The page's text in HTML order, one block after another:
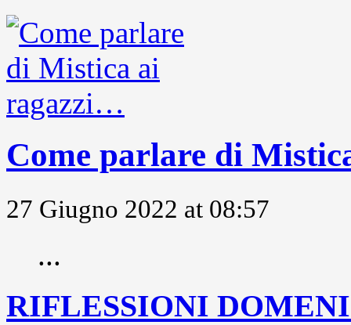
Come parlare di
27 Giugno 2022 at 08:57
...
RIFLESSIONI